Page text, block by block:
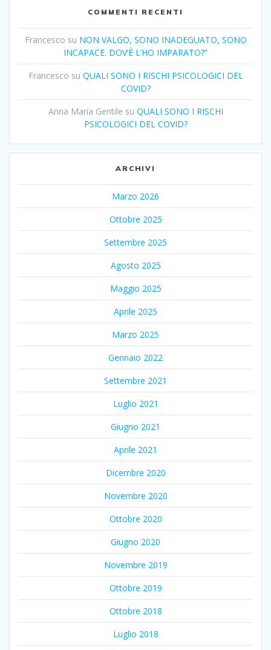
COMMENTI RECENTI
Francesco su NON VALGO, SONO INADEGUATO, SONO
INCAPACE. DOV’È L’HO IMPARATO?”
Francesco su QUALI SONO I RISCHI PSICOLOGICI DEL
COVID?
Anna Maria Gentile su QUALI SONO I RISCHI
PSICOLOGICI DEL COVID?
ARCHIVI
Marzo 2026
Ottobre 2025
Settembre 2025
Agosto 2025
Maggio 2025
Aprile 2025
Marzo 2025
Gennaio 2022
Settembre 2021
Luglio 2021
Giugno 2021
Aprile 2021
Dicembre 2020
Novembre 2020
Ottobre 2020
Giugno 2020
Novembre 2019
Ottobre 2019
Ottobre 2018
Luglio 2018